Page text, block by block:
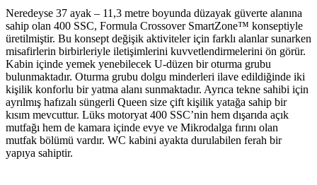
Neredeyse 37 ayak – 11,3 metre boyunda düzayak güverte alanına
sahip olan 400 SSC, Formula Crossover SmartZone™ konseptiyle
üretilmiştir. Bu konsept değişik aktiviteler için farklı alanlar sunarken
misafirlerin birbirleriyle iletişimlerini kuvvetlendirmelerini ön görür.
Kabin içinde yemek yenebilecek U-düzen bir oturma grubu
bulunmaktadır. Oturma grubu dolgu minderleri ilave edildiğinde iki
kişilik konforlu bir yatma alanı sunmaktadır. Ayrıca tekne sahibi için
ayrılmış hafızalı süngerli Queen size çift kişilik yatağa sahip bir
kısım mevcuttur. Lüks motoryat 400 SSC’nin hem dışarıda açık
mutfağı hem de kamara içinde evye ve Mikrodalga fırını olan
mutfak bölümü vardır. WC kabini ayakta durulabilen ferah bir
yapıya sahiptir.